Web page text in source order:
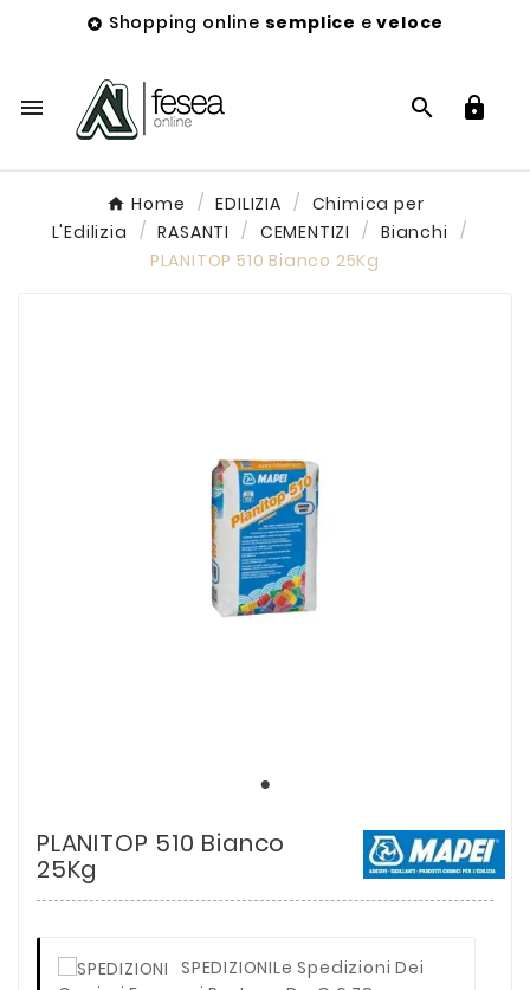
 Shopping online semplice eveloce
  
Home EDILIZIA
Chimica per
L'Edilizia
RASANTI CEMENTIZI
Bianchi
PLANITOP 510 Bianco 25Kg
PLANITOP 510 Bianco
25Kg
SPEDIZIONILe Spedizioni Dei